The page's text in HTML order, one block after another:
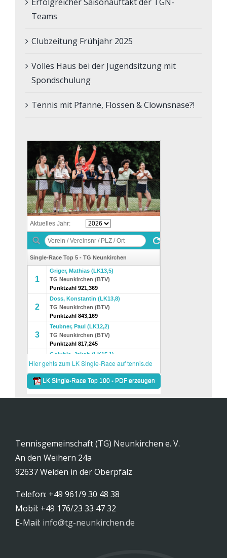
Teams
Clubzeitung Frühjahr 2025
Volles Haus bei der Jugendsitzung mit
Spondschulung
Tennis mit Pfanne, Flossen & Clownsnase?!
Tennisgemeinschaft (TG) Neunkirchen e. V.
An den Weihern 24a
92637 Weiden in der Oberpfalz
Telefon: +49 961/9 30 48 38
Mobil: +49 176/23 33 47 32
E-Mail: info@tg-neunkirchen.de